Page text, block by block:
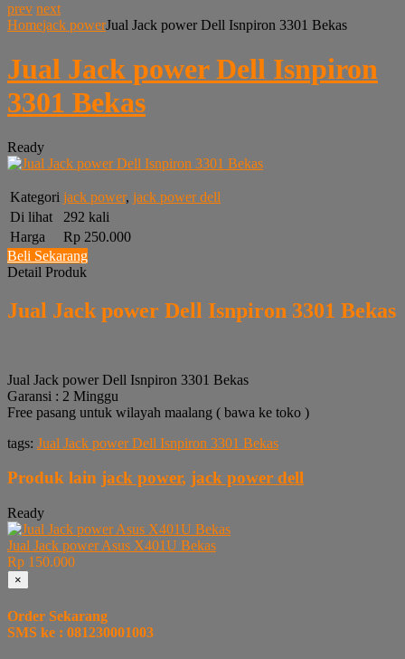
prev next
Homejack powerJual Jack power Dell Isnpiron 3301 Bekas
Jual Jack power Dell Isnpiron
3301 Bekas
Ready
Kategori jack power, jack power dell
Di lihat
292 kali
Harga
Rp 250.000
Beli Sekarang
Detail Produk
Jual Jack power Dell Isnpiron 3301 Bekas
Jual Jack power Dell Isnpiron 3301 Bekas
Garansi : 2 Minggu
Free pasang untuk wilayah maalang ( bawa ke toko )
tags: Jual Jack power Dell Isnpiron 3301 Bekas
Produk lain jack power, jack power dell
Ready
Jual Jack power Asus X401U Bekas
Rp 150.000
×
Order Sekarang
SMS ke : 081230001003